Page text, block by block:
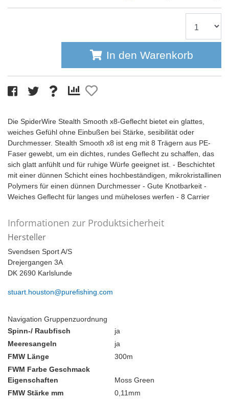
In den Warenkorb
Die SpiderWire Stealth Smooth x8-Geflecht bietet ein glattes,
weiches Gefühl ohne Einbußen bei Stärke, sesibilität oder
Durchmesser. Stealth Smooth x8 ist eng mit 8 Trägern aus PE-
Faser gewebt, um ein dichtes, rundes Geflecht zu schaffen, das
sich glatt anfühlt und für ruhige Würfe geeignet ist. - Beschichtet
mit einer dünnen Schicht eines hochbeständigen, mikrokristallinen
Polymers für einen dünnen Durchmesser - Gute Knotbarkeit -
Weiches Geflecht für langes und müheloses werfen - 8 Carrier
Informationen zur Produktsicherheit
Hersteller
Svendsen Sport A/S
Drejergangen 3A
DK 2690 Karlslunde
stuart.houston@purefishing.com
Navigation Gruppenzuordnung
Spinn-/ Raubfisch
ja
Meeresangeln
ja
FMW Länge
300m
FWM Farbe Geschmack
Eigenschaften
Moss Green
FMW Stärke mm
0,11mm